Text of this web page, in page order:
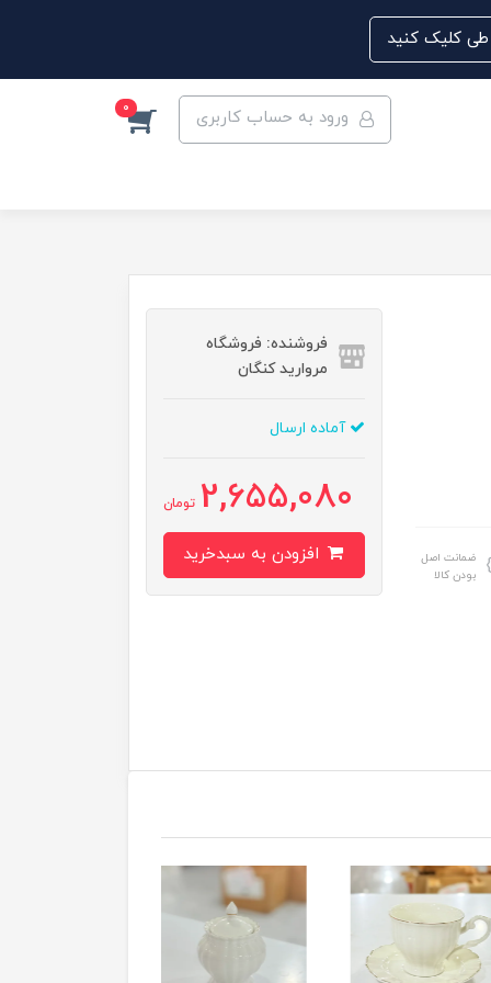
ورود به حساب کاربری 0
ضمانت اصل
بودن کالا
فروشنده: فروشگاه
مروارید کنگان
آماده ارسال
2,655,080 تومان